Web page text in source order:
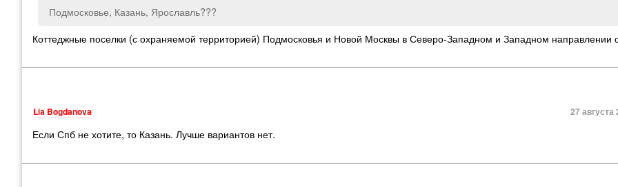
Подмосковье, Казань, Ярославль???
Коттеджные поселки (с охраняемой территорией) Подмосковья и Новой Москвы в Северо-Западном и Западном направлении
Lia Bogdanova 27 августа
Если Спб не хотите, то Казань. Лучше вариантов нет.